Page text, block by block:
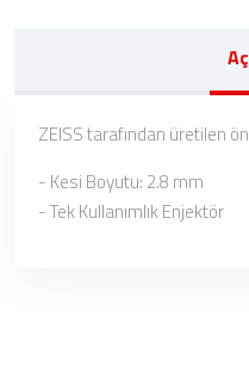
ZEISS tarafından üretilen
- Kesi Boyutu: 2.8 mm
- Tek Kullanımlık Enjektör